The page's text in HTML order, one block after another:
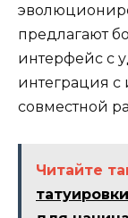
предлагают
интерфейс с
интеграция с
совместной
Читайте